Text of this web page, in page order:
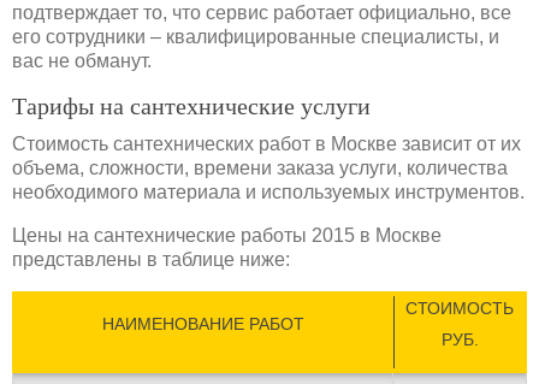
подтверждает то, что сервис работает официально, все
его сотрудники – квалифицированные специалисты, и
вас не обманут.
Тарифы на сантехнические услуги
Стоимость сантехнических работ в Москве зависит от их
объема, сложности, времени заказа услуги, количества
необходимого материала и используемых инструментов.
Цены на сантехнические работы 2015 в Москве
представлены в таблице ниже:
НАИМЕНОВАНИЕ РАБОТ
СТОИМОСТЬ
РУБ.